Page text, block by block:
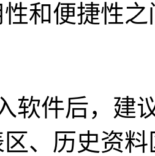
和便捷性
软件后，建
、历史资